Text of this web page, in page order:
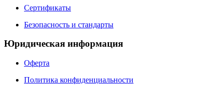
Сертификаты
Безопасность и стандарты
Юридическая информация
Оферта
Политика конфиденциальности